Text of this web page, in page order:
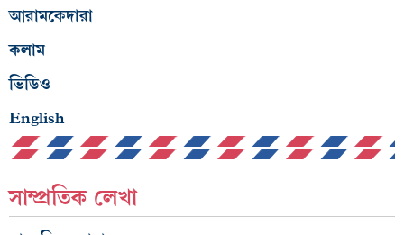
আরামকেদারা
কলাম
ভিডিও
English
সাম্প্রতিক লেখা